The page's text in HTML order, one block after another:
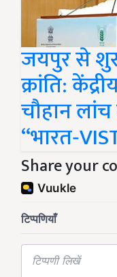
जयपुर से
क्रांति:
चौहान
Share your